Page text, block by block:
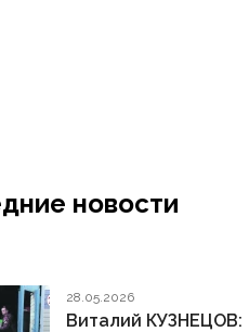
новости
28.05.2026
Виталий КУЗНЕЦОВ: